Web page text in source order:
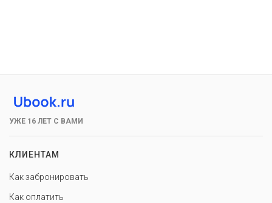
УЖЕ 16 ЛЕТ С ВАМИ
КЛИЕНТАМ
Как забронировать
Как оплатить